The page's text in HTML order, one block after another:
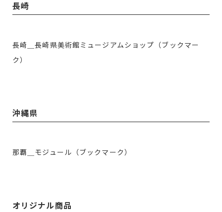
長崎
長崎＿長崎県美術館ミュージアムショップ（ブックマー
ク）
沖縄県
那覇＿モジュール（ブックマーク）
オリジナル商品